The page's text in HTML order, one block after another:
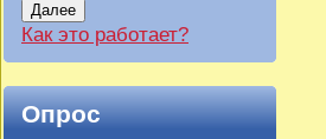
Далее
Как это работает?
Опрос